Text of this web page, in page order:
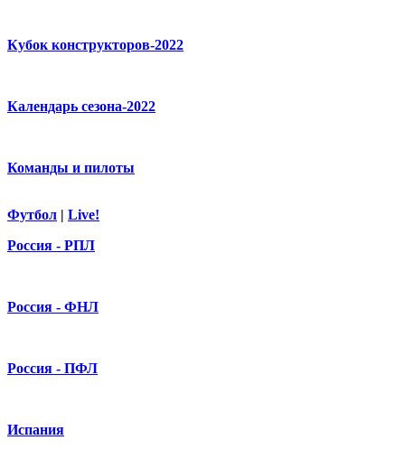
Кубок конструкторов-2022
Календарь сезона-2022
Команды и пилоты
Футбол | Live!
Россия - РПЛ
Россия - ФНЛ
Россия - ПФЛ
Испания